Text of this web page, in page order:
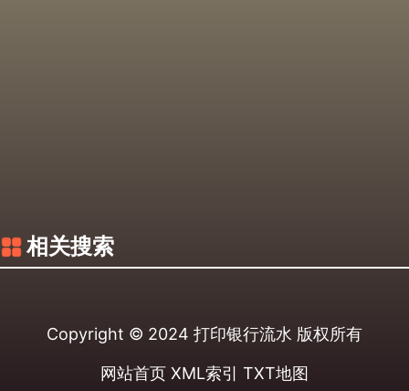
相关搜索
Copyright © 2024 打印银行流水 版权所有
网站首页 XML索引 TXT地图